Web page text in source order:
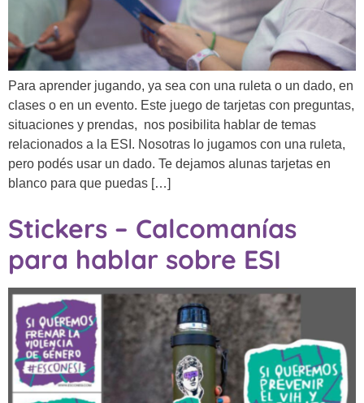
Para aprender jugando, ya sea con una ruleta o un dado, en
clases o en un evento. Este juego de tarjetas con preguntas,
situaciones y prendas, nos posibilita hablar de temas
relacionados a la ESI. Nosotras lo jugamos con una ruleta,
pero podés usar un dado. Te dejamos alunas tarjetas en
blanco para que puedas […]
Stickers – Calcomanías
para hablar sobre ESI